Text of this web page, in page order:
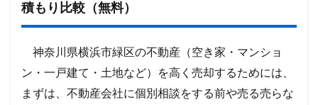
積もり比較（無料）
神奈川県横浜市緑区の不動産（空き家・マンショ
ン・一戸建て・土地など）を高く売却するためには、
まずは、不動産会社に個別相談をする前や売る売らな